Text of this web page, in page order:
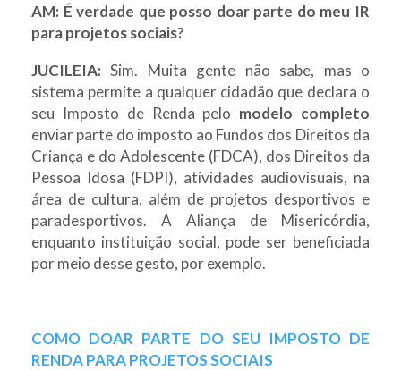
AM: É verdade que posso doar parte do meu IR
para projetos sociais?
JUCILEIA: Sim. Muita gente não sabe, mas o
sistema permite a qualquer cidadão que declara o
seu Imposto de Renda pelo modelo completo
enviar parte do imposto ao Fundos dos Direitos da
Criança e do Adolescente (FDCA), dos Direitos da
Pessoa Idosa (FDPI), atividades audiovisuais, na
área de cultura, além de projetos desportivos e
paradesportivos. A Aliança de Misericórdia,
enquanto instituição social, pode ser beneficiada
por meio desse gesto, por exemplo.
COMO DOAR PARTE DO SEU IMPOSTO DE
RENDA PARA PROJETOS SOCIAIS